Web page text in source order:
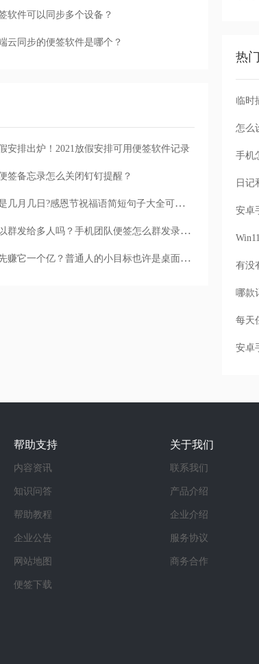
软件可以同步多个设备？
云同步的便签软件是哪个？
安排出炉！2021放假安排可用便签软件记录
签备忘录怎么关闭钉钉提醒？
感恩节是几月几日?感恩节祝福语简短句子大全可用云便签记录
音频可以群发给多人吗？手机团队便签怎么群发录音音频
小目标先赚它一个亿？普通人的小目标也许是桌面便签软件中的这些内容
热
怎么
手机
每天
安卓
帮助支持
内容资讯
知识问答
帮助教程
企业公告
网站地图
便签下载
关于我们
联系我们
产品介绍
企业介绍
服务协议
商务合作